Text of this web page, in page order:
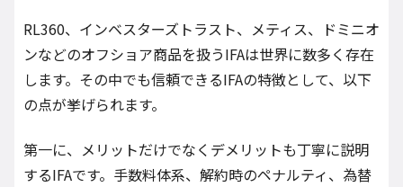
RL360、インベスターズトラスト、メティス、ドミニオ
ンなどのオフショア商品を扱うIFAは世界に数多く存在
します。その中でも信頼できるIFAの特徴として、以下
の点が挙げられます。
第一に、メリットだけでなくデメリットも丁寧に説明
するIFAです。手数料体系、解約時のペナルティ、為替